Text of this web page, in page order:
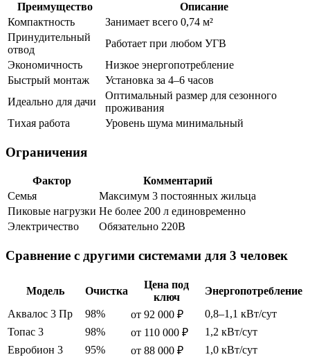
Преимущество
Описание
Компактность
Занимает всего 0,74 м²
Принудительный
отвод
Работает при любом УГВ
Экономичность
Низкое энергопотребление
Быстрый монтаж
Установка за 4–6 часов
Идеально для дачи
Оптимальный размер для сезонного
проживания
Тихая работа
Уровень шума минимальный
Ограничения
Фактор
Комментарий
Семья
Максимум 3 постоянных жильца
Пиковые нагрузки Не более 200 л единовременно
Электричество
Обязательно 220В
Сравнение с другими системами для 3 человек
Модель Очистка
Цена под
ключ
Энергопотребление
Аквалос 3 Пр
98% от 92 000 ₽
0,8–1,1 кВт/сут
Топас 3
98% от 110 000 ₽
1,2 кВт/сут
Евробион 3
95% от 88 000 ₽
1,0 кВт/сут